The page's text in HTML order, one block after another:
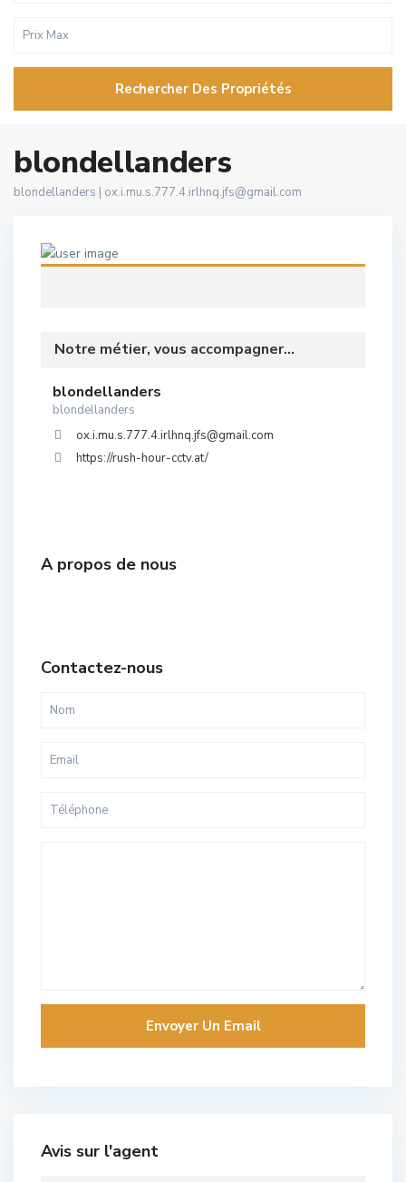
Rechercher Des Propriétés
blondellanders
blondellanders | ox.i.mu.s.777.4.irlhnq.jfs@gmail.com
Notre métier, vous accompagner...
blondellanders
blondellanders
ox.i.mu.s.777.4.irlhnq.jfs@gmail.com
https://rush-hour-cctv.at/
A propos de nous
Contactez-nous
Avis sur l'agent